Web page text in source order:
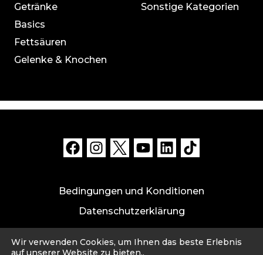
Getränke
Basics
Fettsäuren
Gelenke & Knochen
Sonstige Kategorien
Bedingungen und Konditionen
Datenschutzerklärung
Datensicherheit und Haftungsausschluss
Impressum
Wir verwenden Cookies, um Ihnen das beste Erlebnis
auf unserer Website zu bieten,.